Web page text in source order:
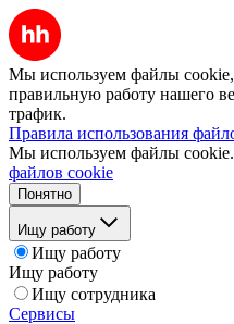
Мы используем файлы cookie,
правильную работу нашего
трафик.
Правила использования
Мы используем файлы cookie.
файлов cookie
Понятно
Ищу работу
Ищу работу
Ищу работу
Ищу сотрудника
Сервисы